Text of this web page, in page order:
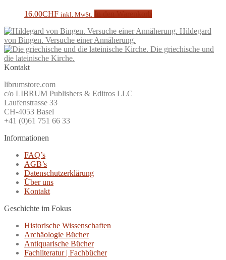
16.00CHF inkl. MwSt.
Hildegard
von Bingen. Versuche einer Annäherung.
Die griechische und
die lateinische Kirche.
Kontakt
librumstore.com
c/o LIBRUM Publishers & Editros LLC
Laufenstrasse 33
CH-4053 Basel
+41 (0)61 751 66 33
Informationen
FAQ’s
AGB’s
Datenschutzerklärung
Über uns
Kontakt
Geschichte im Fokus
Historische Wissenschaften
Archäologie Bücher
Antiquarische Bücher
Fachliteratur | Fachbücher